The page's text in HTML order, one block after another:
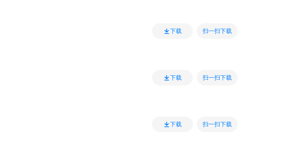
下载 扫一扫下载
下载 扫一扫下载
下载 扫一扫下载